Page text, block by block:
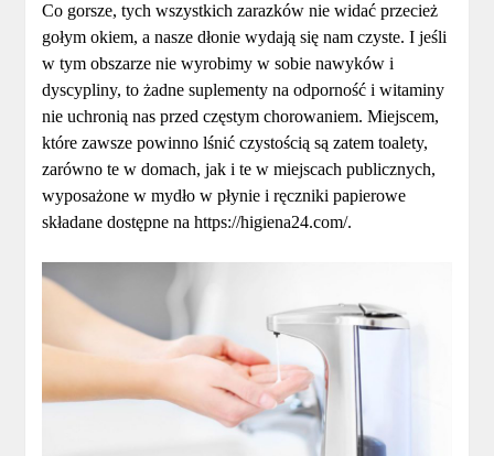
Co gorsze, tych wszystkich zarazków nie widać przecież
gołym okiem, a nasze dłonie wydają się nam czyste. I jeśli
w tym obszarze nie wyrobimy w sobie nawyków i
dyscypliny, to żadne suplementy na odporność i witaminy
nie uchronią nas przed częstym chorowaniem. Miejscem,
które zawsze powinno lśnić czystością są zatem toalety,
zarówno te w domach, jak i te w miejscach publicznych,
wyposażone w mydło w płynie i ręczniki papierowe
składane dostępne na https://higiena24.com/.